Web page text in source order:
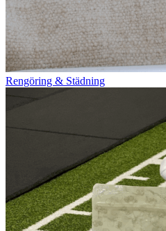
Rengöring & Städning